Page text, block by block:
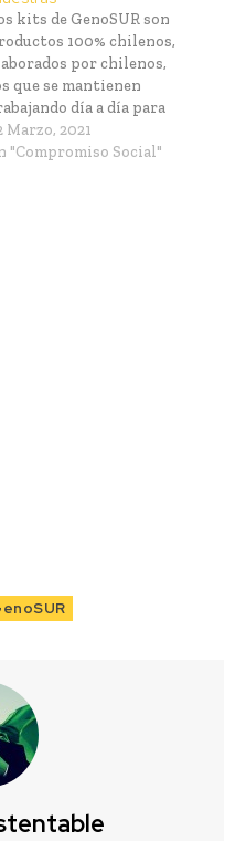
kits de GenoSUR son
100% chilenos,
por chilenos,
que se mantienen
día a día para
a Chile y el
y que, con el fin de
Marzo, 2021
"Compromiso Social"